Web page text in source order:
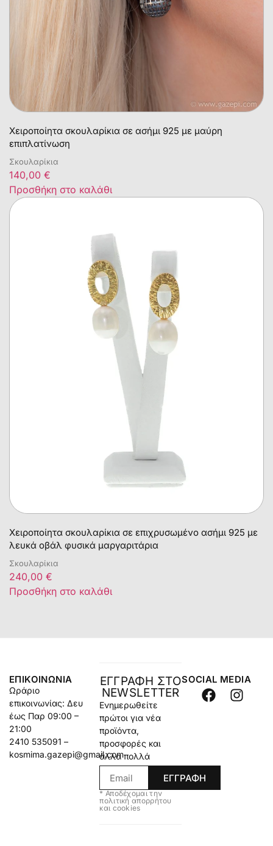
Χειροποίητα σκουλαρίκια σε ασήμι 925 με μαύρη
επιπλατίνωση
Σκουλαρίκια
140,00 €
Προσθήκη στο καλάθι
Χειροποίητα σκουλαρίκια σε επιχρυσωμένο ασήμι 925 με
λευκά οβάλ φυσικά μαργαριτάρια
Σκουλαρίκια
240,00 €
Προσθήκη στο καλάθι
ΕΠΙΚΟΙΝΩΝΊΑ
Ωράριο
επικοινωνίας: Δευ
έως Παρ 09:00 –
21:00
2410 535091 –
kosmima.gazepi@gmail.com
ΕΓΓΡΑΦΗ ΣΤΟ
NEWSLETTER
Ενημερωθείτε
πρώτοι για νέα
προϊόντα,
προσφορές και
άλλα πολλά
ΕΓΓΡΑΦΗ
* Αποδέχομαι την
πολιτική απορρήτου
και cookies
SOCIAL MEDIA